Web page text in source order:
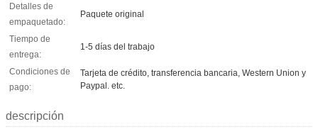
Detalles de
empaquetado:
Paquete original
Tiempo de
entrega:
1-5 días del trabajo
Condiciones de
pago:
Tarjeta de crédito, transferencia bancaria, Western Union y
Paypal. etc.
descripción